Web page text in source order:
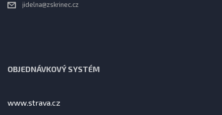
jidelna@zskrinec.cz
OBJEDNÁVKOVÝ SYSTÉM
www.strava.cz